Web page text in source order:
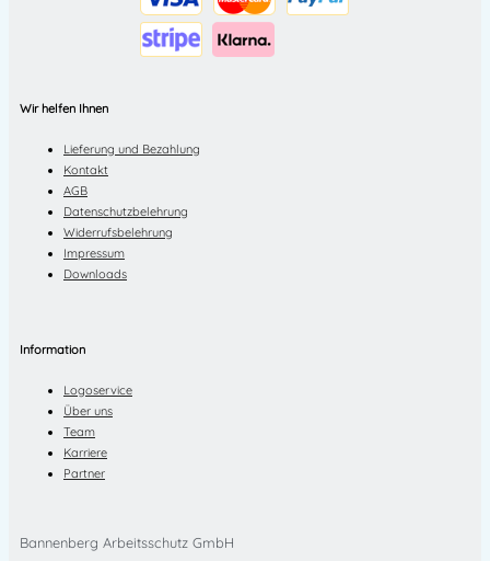
Wir helfen Ihnen
Lieferung und Bezahlung
Kontakt
AGB
Datenschutzbelehrung
Widerrufsbelehrung
Impressum
Downloads
Information
Logoservice
Über uns
Team
Karriere
Partner
Bannenberg Arbeitsschutz GmbH